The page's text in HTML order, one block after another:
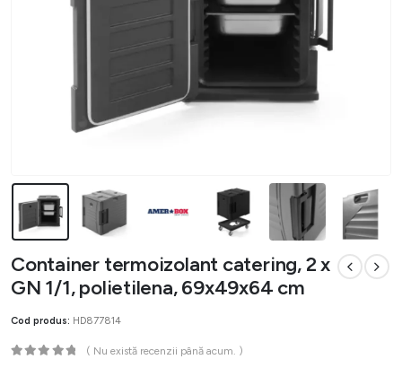
Container termoizolant catering, 2 x
GN 1/1, polietilena, 69x49x64 cm
Cod produs: HD877814
( Nu există recenzii până acum. )